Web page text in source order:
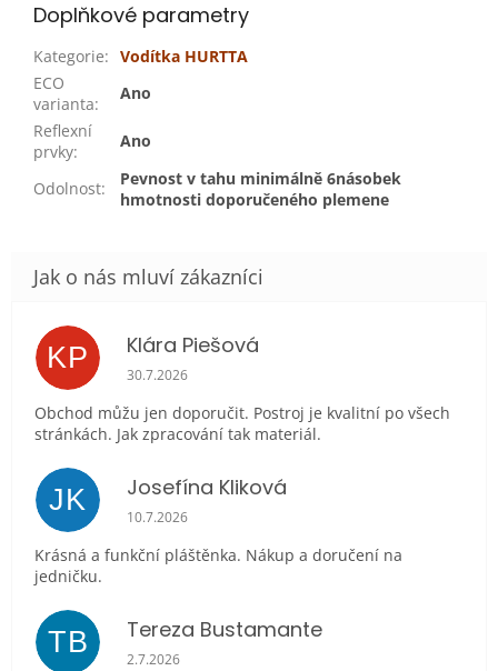
Doplňkové parametry
Kategorie: Vodítka HURTTA
ECO
varianta:
Ano
Reflexní
prvky:
Ano
Odolnost:
Pevnost v tahu minimálně 6násobek
hmotnosti doporučeného plemene
KP Klára Piešová
Hodnocení obchodu je 5 z 5 hvězdiček.
30.7.2026
Obchod můžu jen doporučit. Postroj je kvalitní po všech
stránkách. Jak zpracování tak materiál.
JK Josefína Kliková
Hodnocení obchodu je 5 z 5 hvězdiček.
10.7.2026
Krásná a funkční pláštěnka. Nákup a doručení na
jedničku.
TB Tereza Bustamante
Hodnocení obchodu je 5 z 5 hvězdiček.
2.7.2026